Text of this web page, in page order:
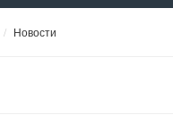
Новости